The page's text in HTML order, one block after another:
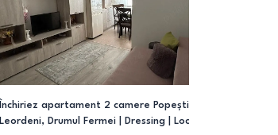
Închiriez apartament 2 camere Popești-
Leordeni, Drumul Fermei | Dressing | Loc